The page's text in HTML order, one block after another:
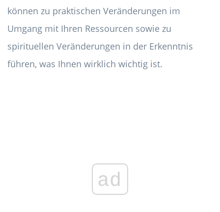
können zu praktischen Veränderungen im
Umgang mit Ihren Ressourcen sowie zu
spirituellen Veränderungen in der Erkenntnis
führen, was Ihnen wirklich wichtig ist.
ad